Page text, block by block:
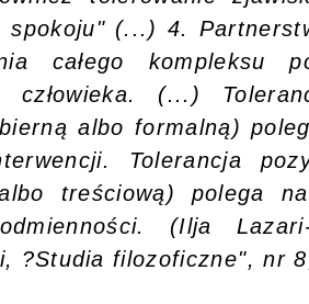
spokoju" (...) 4.
całego kompleksu
człowieka. (...)
albo formalną)
Tolerancja
treściową) polega
(Ilja
?Studia filozoficzne", nr